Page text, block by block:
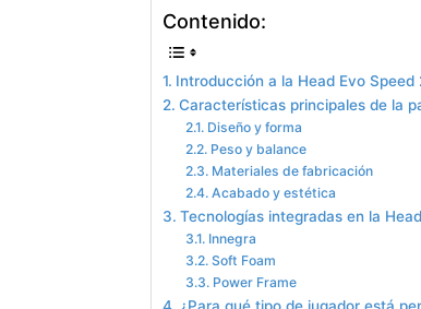
Contenido:
Introducción a la Head Evo Speed
Características principales de la
Diseño y forma
Peso y balance
Materiales de fabricación
Acabado y estética
Tecnologías integradas en la
Innegra
Soft Foam
Power Frame